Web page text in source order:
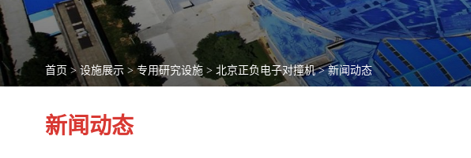
首页 >设施展示 >专用研究设施 > 北京正负电子对撞机>新闻动态
新闻动态